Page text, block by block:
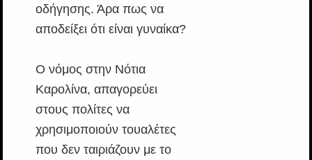
οδήγησης. Άρα πως να
αποδείξει ότι είναι γυναίκα?
Ο νόμος στην Νότια
Καρολίνα, απαγορεύει
στους πολίτες να
χρησιμοποιούν τουαλέτες
που δεν ταιριάζουν με το